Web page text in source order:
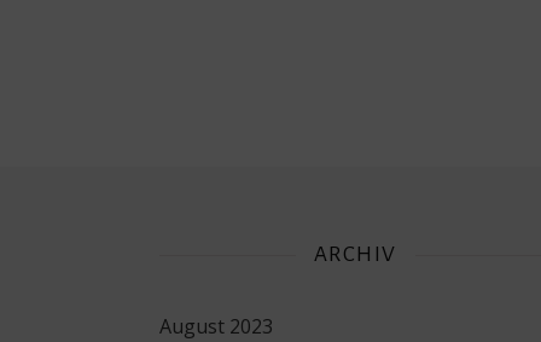
ARCHIV
August 2023